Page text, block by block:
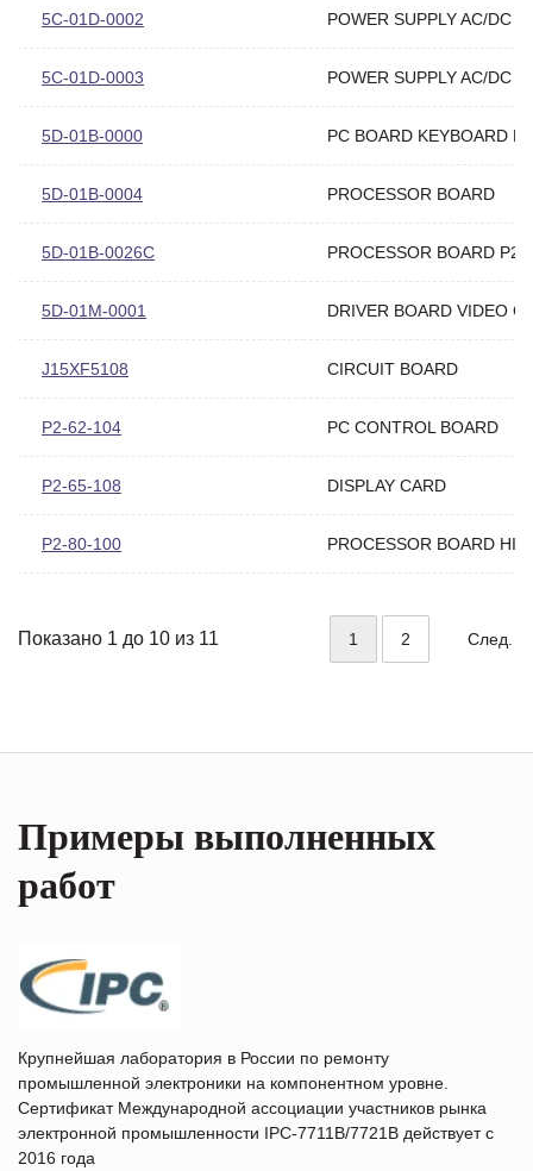
5C-01D-0002 POWER SUPPLY AC/DC
5C-01D-0003 POWER SUPPLY AC/DC
5D-01B-0000 PC BOARD KEYBOARD
5D-01B-0004 PROCESSOR BOARD
5D-01B-0026C PROCESSOR BOARD P2-
5D-01M-0001 DRIVER BOARD VIDEO
J15XF5108 CIRCUIT BOARD
P2-62-104 PC CONTROL BOARD
P2-65-108 DISPLAY CARD
P2-80-100 PROCESSOR BOARD HI
Показано 1 до 10 из 11 1 2 След.
Примеры выполненных
работ
Крупнейшая лаборатория в России по ремонту
промышленной электроники на компонентном уровне.
Сертификат Международной ассоциации участников рынка
электронной промышленности IPC-7711B/7721B действует с
2016 года